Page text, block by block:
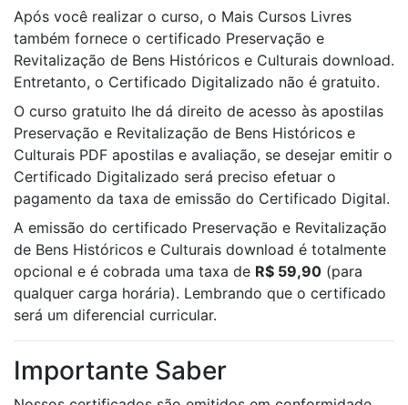
Após você realizar o curso, o Mais Cursos Livres
também fornece o certificado Preservação e
Revitalização de Bens Históricos e Culturais download.
Entretanto, o Certificado Digitalizado não é gratuito.
O curso gratuito lhe dá direito de acesso às apostilas
Preservação e Revitalização de Bens Históricos e
Culturais PDF apostilas e avaliação, se desejar emitir o
Certificado Digitalizado será preciso efetuar o
pagamento da taxa de emissão do Certificado Digital.
A emissão do certificado Preservação e Revitalização
de Bens Históricos e Culturais download é totalmente
opcional e é cobrada uma taxa de R$ 59,90 (para
qualquer carga horária). Lembrando que o certificado
será um diferencial curricular.
Importante Saber